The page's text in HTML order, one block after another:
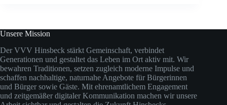
Unsere Mission
Der VVV Hinsbeck stärkt Gemeinschaft, verbindet
Generationen und gestaltet das Leben im Ort aktiv mit. Wir
bewahren Traditionen, setzen zugleich moderne Impulse und
schaffen nachhaltige, naturnahe Angebote für Bürgerinnen
und Bürger sowie Gäste. Mit ehrenamtlichem Engagement
und zeitgemäßer digitaler Kommunikation machen wir unsere